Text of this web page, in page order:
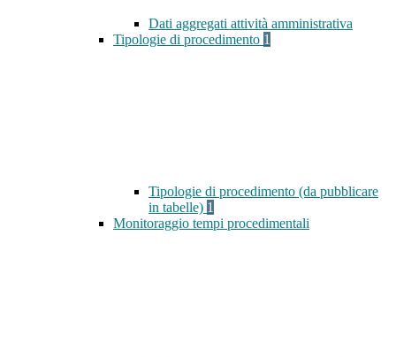
Dati aggregati attività amministrativa
Tipologie di procedimento 1
Tipologie di procedimento (da pubblicare
in tabelle) 1
Monitoraggio tempi procedimentali